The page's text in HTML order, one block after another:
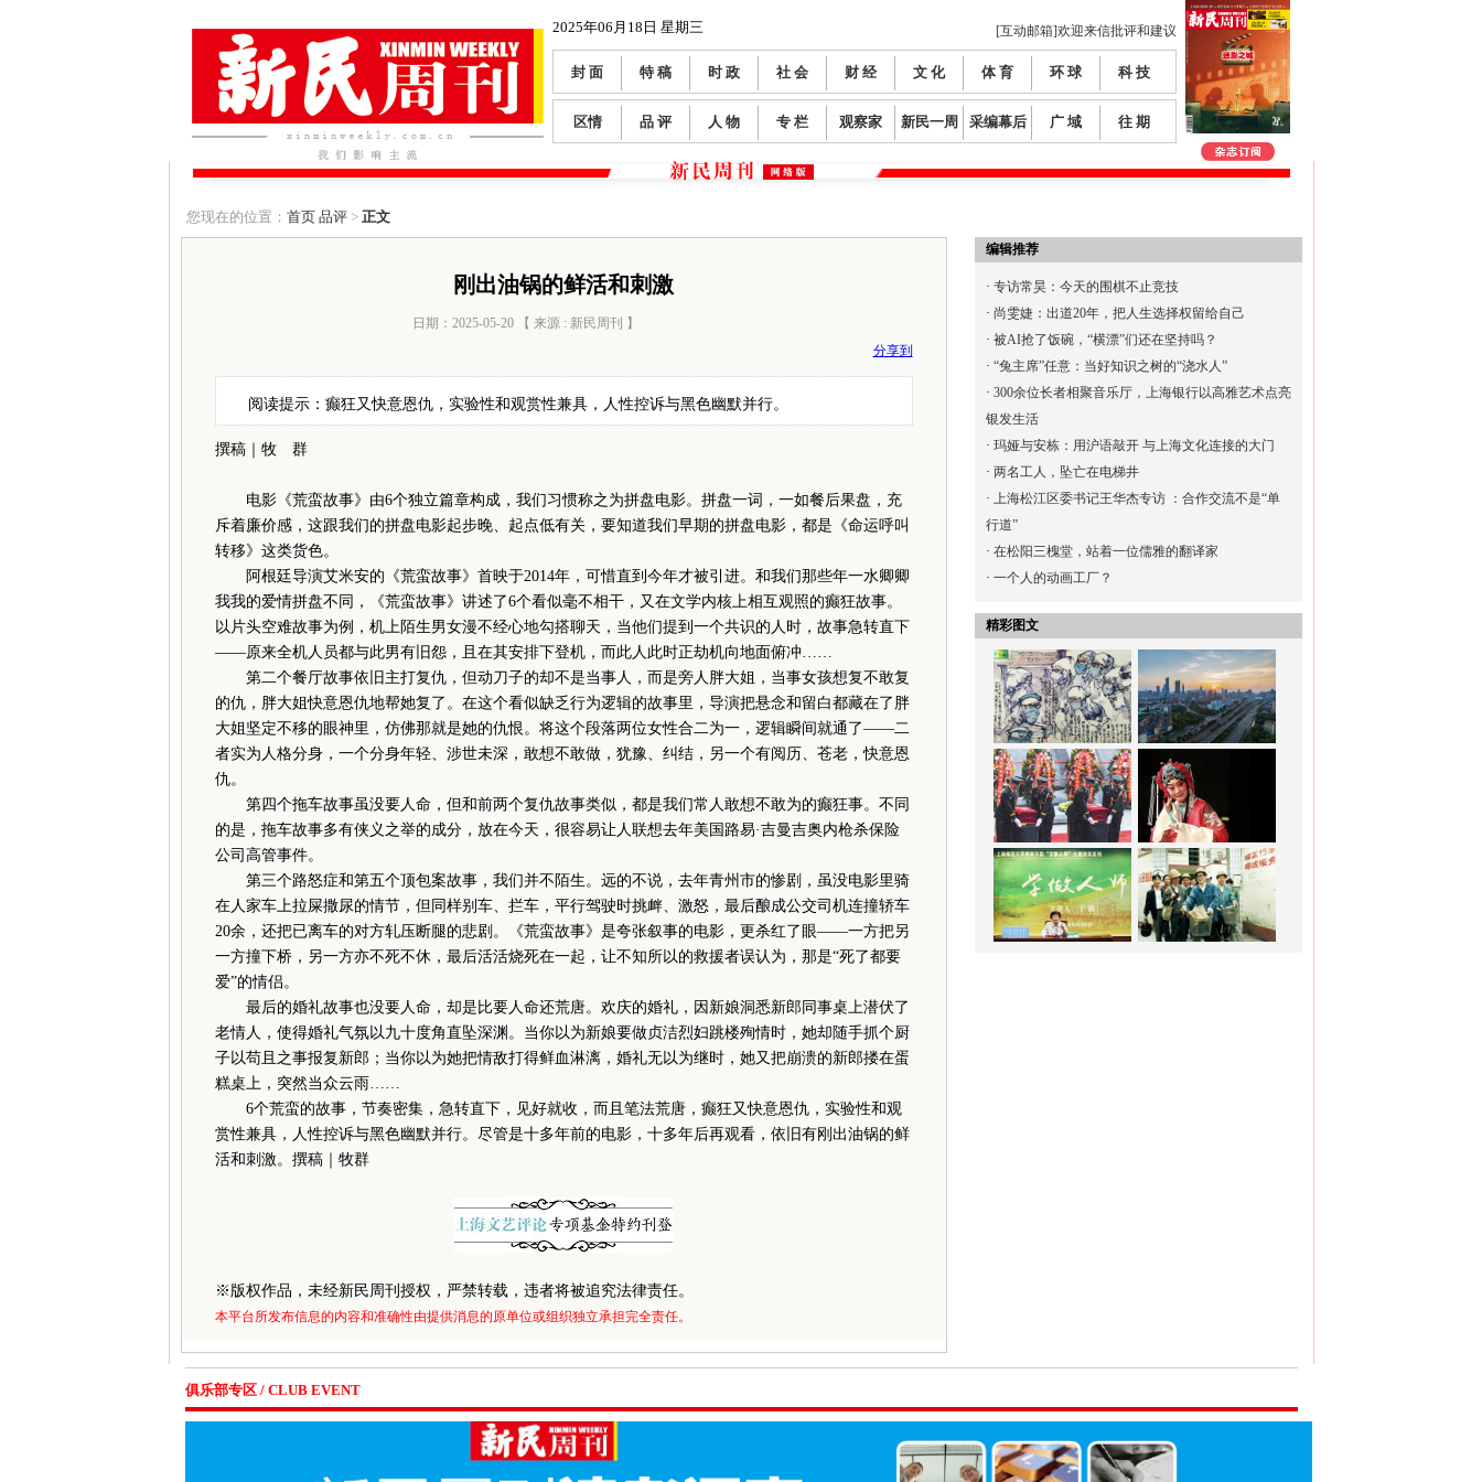
2025年06月18日 星期三 [互动邮箱]欢迎来信批评和建议
封 面 特 稿 时 政 社 会 财 经 文 化 体 育 环 球 科 技
区情 品 评 人 物 专 栏 观察家 新民一周 采编幕后 广 域 往 期
您现在的位置： 首页 品评> 正文
刚出油锅的鲜活和刺激
日期：2025-05-20 【 来源 : 新民周刊 】
分享到
阅读提示：癫狂又快意恩仇，实验性和观赏性兼具，人性控诉与黑色幽默并行。
撰稿｜牧 群
电影《荒蛮故事》由6个独立篇章构成，我们习惯称之为拼盘电影。拼盘一词，一如餐后果盘，充
斥着廉价感，这跟我们的拼盘电影起步晚、起点低有关，要知道我们早期的拼盘电影，都是《命运呼叫
转移》这类货色。
阿根廷导演艾米安的《荒蛮故事》首映于2014年，可惜直到今年才被引进。和我们那些年一水卿卿
我我的爱情拼盘不同，《荒蛮故事》讲述了6个看似毫不相干，又在文学内核上相互观照的癫狂故事。
以片头空难故事为例，机上陌生男女漫不经心地勾搭聊天，当他们提到一个共识的人时，故事急转直下
——原来全机人员都与此男有旧怨，且在其安排下登机，而此人此时正劫机向地面俯冲……
第二个餐厅故事依旧主打复仇，但动刀子的却不是当事人，而是旁人胖大姐，当事女孩想复不敢复
的仇，胖大姐快意恩仇地帮她复了。在这个看似缺乏行为逻辑的故事里，导演把悬念和留白都藏在了胖
大姐坚定不移的眼神里，仿佛那就是她的仇恨。将这个段落两位女性合二为一，逻辑瞬间就通了——二
者实为人格分身，一个分身年轻、涉世未深，敢想不敢做，犹豫、纠结，另一个有阅历、苍老，快意恩
仇。
第四个拖车故事虽没要人命，但和前两个复仇故事类似，都是我们常人敢想不敢为的癫狂事。不同
的是，拖车故事多有侠义之举的成分，放在今天，很容易让人联想去年美国路易·吉曼吉奥内枪杀保险
公司高管事件。
第三个路怒症和第五个顶包案故事，我们并不陌生。远的不说，去年青州市的惨剧，虽没电影里骑
在人家车上拉屎撒尿的情节，但同样别车、拦车，平行驾驶时挑衅、激怒，最后酿成公交司机连撞轿车
20余，还把已离车的对方轧压断腿的悲剧。《荒蛮故事》是夸张叙事的电影，更杀红了眼——一方把另
一方撞下桥，另一方亦不死不休，最后活活烧死在一起，让不知所以的救援者误认为，那是“死了都要
爱”的情侣。
最后的婚礼故事也没要人命，却是比要人命还荒唐。欢庆的婚礼，因新娘洞悉新郎同事桌上潜伏了
老情人，使得婚礼气氛以九十度角直坠深渊。当你以为新娘要做贞洁烈妇跳楼殉情时，她却随手抓个厨
子以苟且之事报复新郎；当你以为她把情敌打得鲜血淋漓，婚礼无以为继时，她又把崩溃的新郎搂在蛋
糕桌上，突然当众云雨……
6个荒蛮的故事，节奏密集，急转直下，见好就收，而且笔法荒唐，癫狂又快意恩仇，实验性和观
赏性兼具，人性控诉与黑色幽默并行。尽管是十多年前的电影，十多年后再观看，依旧有刚出油锅的鲜
活和刺激。撰稿｜牧群
※ 版权作品，未经新民周刊授权，严禁转载，违者将被追究法律责任。
本平台所发布信息的内容和准确性由提供消息的原单位或组织独立承担完全责任。
编辑推荐
· 专访常昊：今天的围棋不止竞技
· 尚雯婕：出道20年，把人生选择权留给自己
· 被AI抢了饭碗，“横漂”们还在坚持吗？
· “兔主席”任意：当好知识之树的“浇水人”
· 300余位长者相聚音乐厅，上海银行以高雅艺术点亮
银发生活
· 玛娅与安栋：用沪语敲开 与上海文化连接的大门
· 两名工人，坠亡在电梯井
· 上海松江区委书记王华杰专访 ：合作交流不是“单
行道”
· 在松阳三槐堂，站着一位儒雅的翻译家
· 一个人的动画工厂？
精彩图文
俱乐部专区 / CLUB EVENT